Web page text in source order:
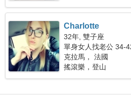
Charlotte
32年, 雙子座
單身女人找老公 34-
克拉馬， 法國
搖滾樂，登山